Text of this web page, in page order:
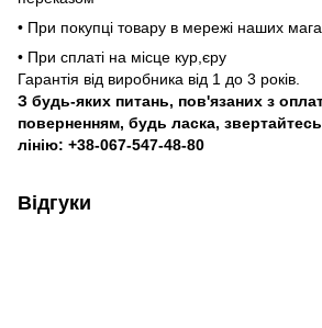
• При покупці товару в мережі наших
• При сплаті на місце кур,єру
Гарантія від виробника від 1 до 3 років.
З будь-яких питань, пов'язаних з
поверненням, будь ласка,
лінію: +38-067-547-48-80
Відгуки